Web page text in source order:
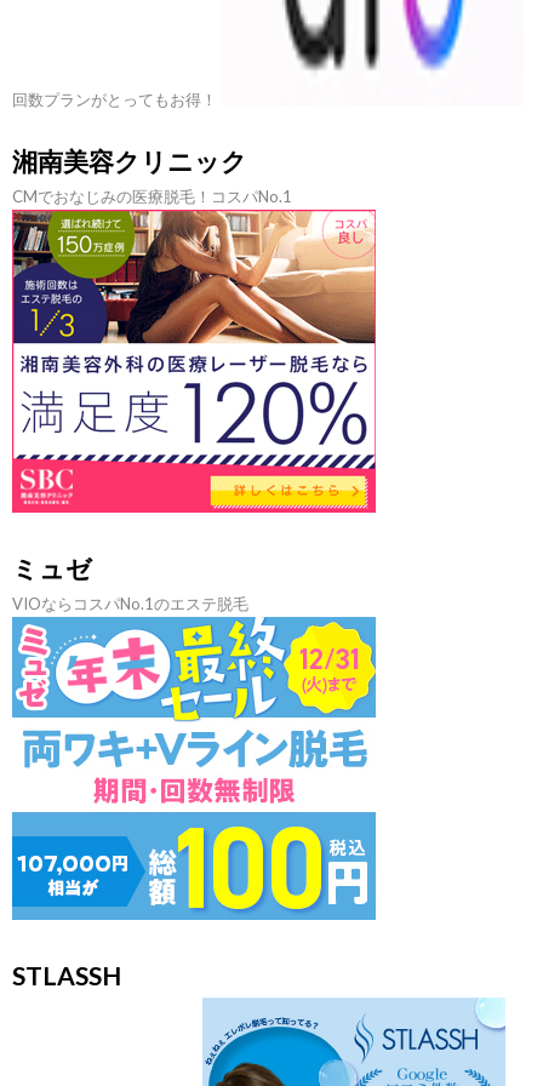
回数プランがとってもお得！
湘南美容クリニック
CMでおなじみの医療脱毛！コスパNo.1
ミュゼ
VIOならコスパNo.1のエステ脱毛
STLASSH